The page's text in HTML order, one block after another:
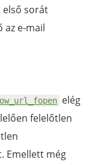
első sorát
az e-mail
elég
felelőtlen
Emellett még